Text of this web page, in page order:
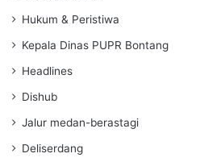
Hukum & Peristiwa
Kepala Dinas PUPR Bontang
Headlines
Dishub
Jalur medan-berastagi
Deliserdang